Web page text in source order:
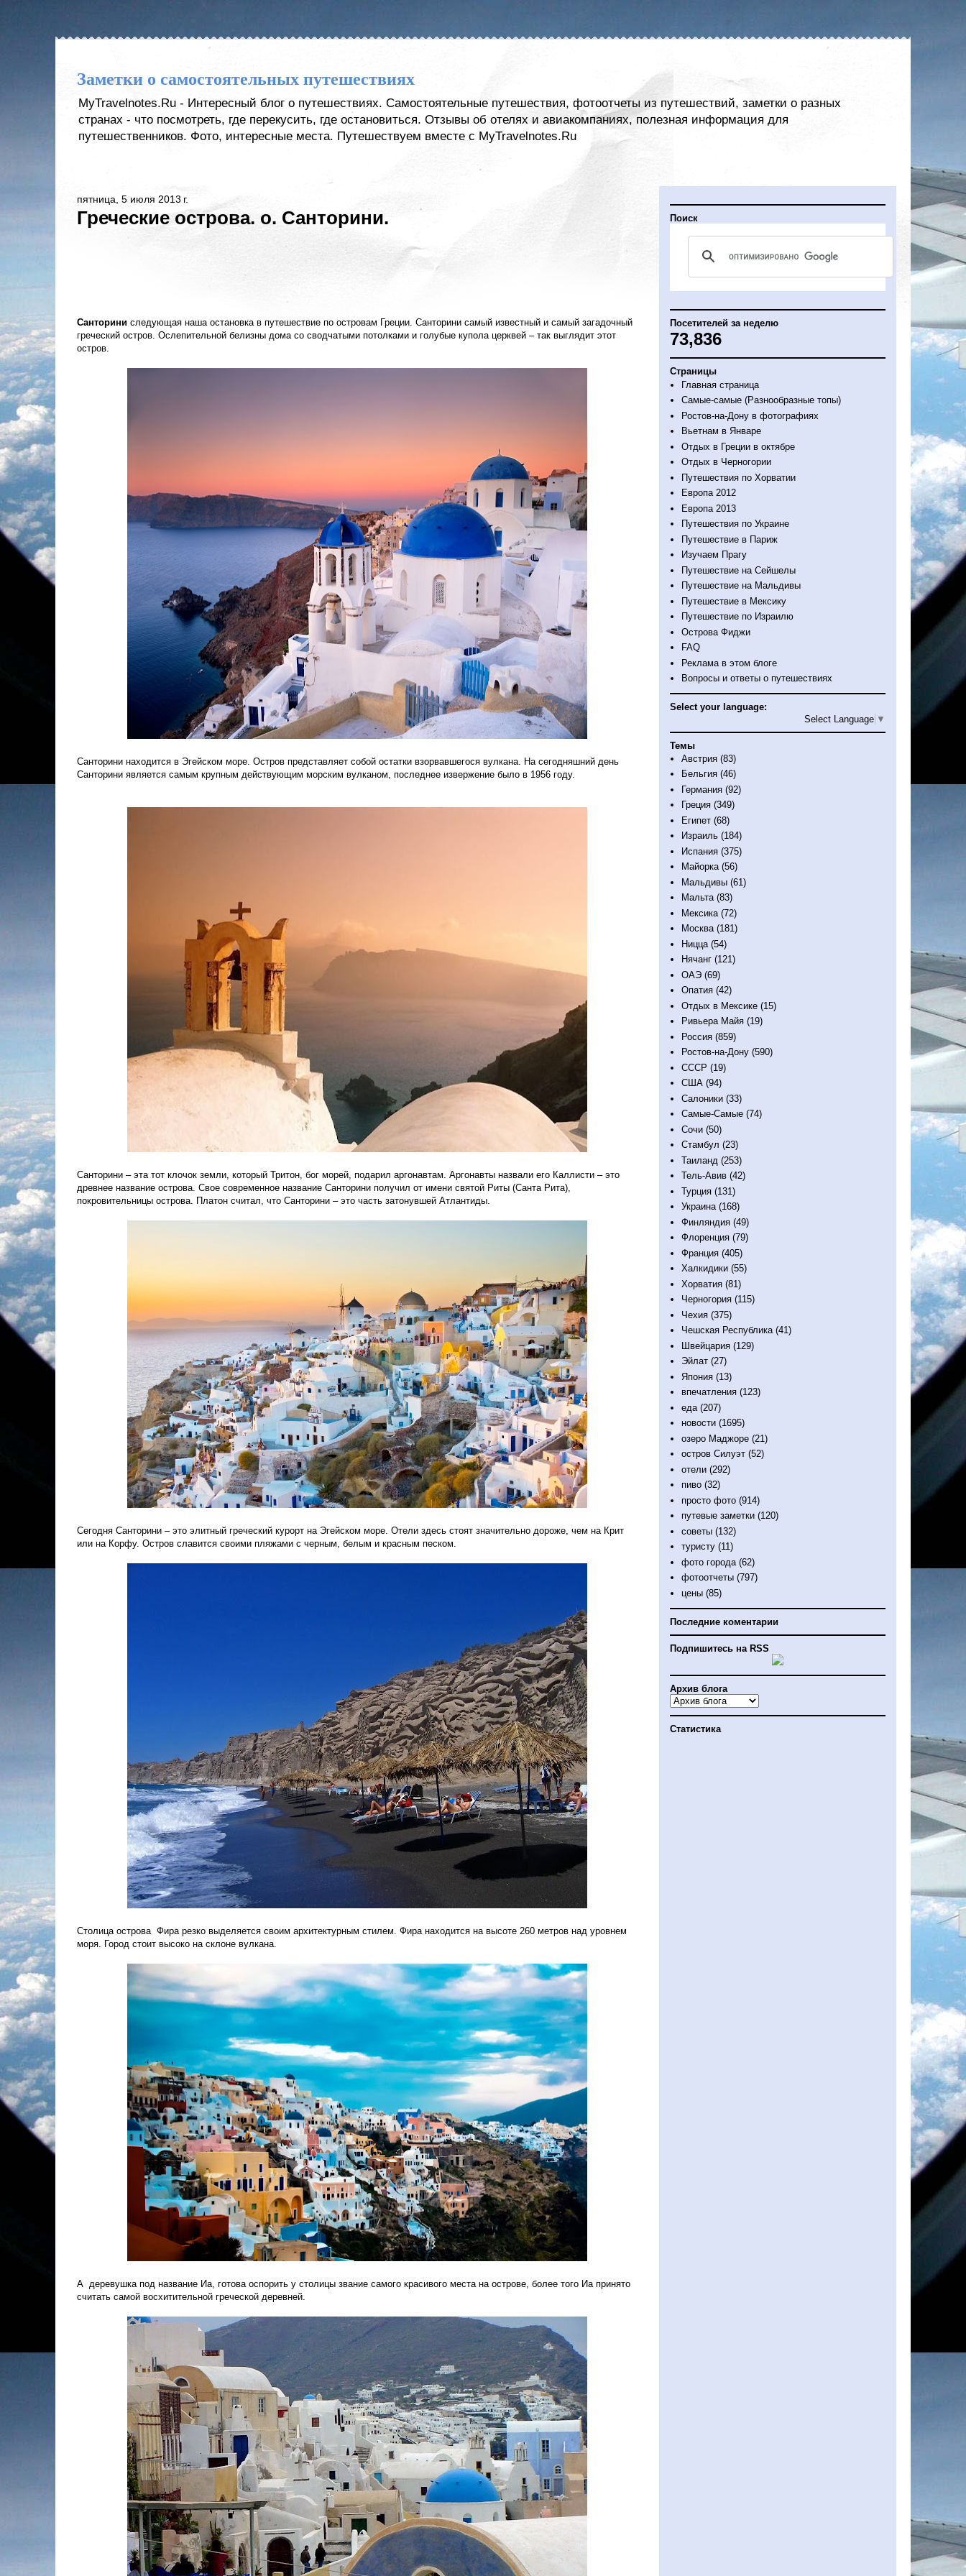
Заметки о самостоятельных путешествиях
MyTravelnotes.Ru - Интересный блог о путешествиях. Самостоятельные путешествия, фотоотчеты из путешествий, заметки о разных
странах - что посмотреть, где перекусить, где остановиться. Отзывы об отелях и авиакомпаниях, полезная информация для
путешественников. Фото, интересные места. Путешествуем вместе с MyTravelnotes.Ru
пятница, 5 июля 2013 г.
Греческие острова. о. Санторини.
Санторини следующая наша остановка в путешествие по островам Греции. Санторини самый известный и самый загадочный
греческий остров. Ослепительной белизны дома со сводчатыми потолками и голубые купола церквей – так выглядит этот
остров.
Санторини находится в Эгейском море. Остров представляет собой остатки взорвавшегося вулкана. На сегодняшний день
Санторини является самым крупным действующим морским вулканом, последнее извержение было в 1956 году.
Санторини – эта тот клочок земли, который Тритон, бог морей, подарил аргонавтам. Аргонавты назвали его Каллисти – это
древнее название острова. Свое современное название Санторини получил от имени святой Риты (Санта Рита),
покровительницы острова. Платон считал, что Санторини – это часть затонувшей Атлантиды.
Сегодня Санторини – это элитный греческий курорт на Эгейском море. Отели здесь стоят значительно дороже, чем на Крит
или на Корфу. Остров славится своими пляжами с черным, белым и красным песком.
Столица острова Фира резко выделяется своим архитектурным стилем. Фира находится на высоте 260 метров над уровнем
моря. Город стоит высоко на склоне вулкана.
А деревушка под название Иа, готова оспорить у столицы звание самого красивого места на острове, более того Иа принято
считать самой восхитительной греческой деревней.
Поиск
Посетителей за неделю
73,836
Страницы
Главная страница
Самые-самые (Разнообразные топы)
Ростов-на-Дону в фотографиях
Вьетнам в Январе
Отдых в Греции в октябре
Отдых в Черногории
Путешествия по Хорватии
Европа 2012
Европа 2013
Путешествия по Украине
Путешествие в Париж
Изучаем Прагу
Путешествие на Сейшелы
Путешествие на Мальдивы
Путешествие в Мексику
Путешествие по Израилю
Острова Фиджи
FAQ
Реклама в этом блоге
Вопросы и ответы о путешествиях
Select your language:
Select Language ▼
Темы
Австрия (83)
Бельгия (46)
Германия (92)
Греция (349)
Египет (68)
Израиль (184)
Испания (375)
Майорка (56)
Мальдивы (61)
Мальта (83)
Мексика (72)
Москва (181)
Ницца (54)
Нячанг (121)
ОАЭ (69)
Опатия (42)
Отдых в Мексике (15)
Ривьера Майя (19)
Россия (859)
Ростов-на-Дону (590)
СССР (19)
США (94)
Салоники (33)
Самые-Самые (74)
Сочи (50)
Стамбул (23)
Таиланд (253)
Тель-Авив (42)
Турция (131)
Украина (168)
Финляндия (49)
Флоренция (79)
Франция (405)
Халкидики (55)
Хорватия (81)
Черногория (115)
Чехия (375)
Чешская Республика (41)
Швейцария (129)
Эйлат (27)
Япония (13)
впечатления (123)
еда (207)
новости (1695)
озеро Маджоре (21)
остров Силуэт (52)
отели (292)
пиво (32)
просто фото (914)
путевые заметки (120)
советы (132)
туристу (11)
фото города (62)
фотоотчеты (797)
цены (85)
Последние коментарии
Подпишитесь на RSS
Архив блога
Статистика